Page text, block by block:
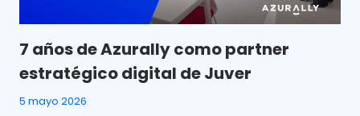
7 años de Azurally como partner
estratégico digital de Juver
5 mayo 2026